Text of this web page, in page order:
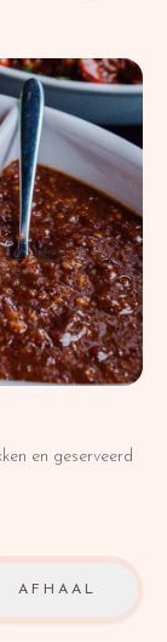
en geserveerd
AFHAAL